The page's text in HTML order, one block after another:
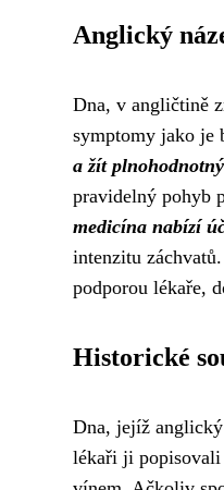
Anglický
Dna, v angličtině
symptomy jako je
a žít
pravidelný pohyb
medicína nabízí
intenzitu
podporou lékaře,
Historické
Dna, jejíž
lékaři ji popisovali